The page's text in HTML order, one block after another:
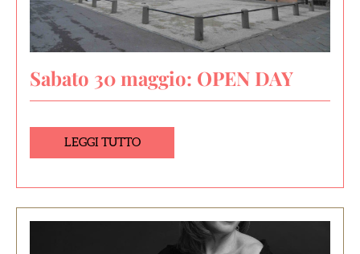
Sabato 30 maggio: OPEN DAY
LEGGI TUTTO